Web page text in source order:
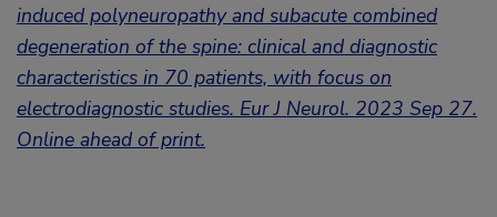
induced polyneuropathy and subacute combined
degeneration of the spine: clinical and diagnostic
characteristics in 70 patients, with focus on
electrodiagnostic studies. Eur J Neurol. 2023 Sep 27.
Online ahead of print.